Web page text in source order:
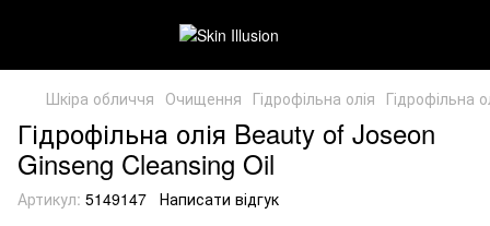
Шкіра обличчя Очищення Гідрофільна олія Гідрофільна
Гідрофільна олія Beauty of Joseon
Ginseng Cleansing Oil
Артикул: 5149147 Написати відгук